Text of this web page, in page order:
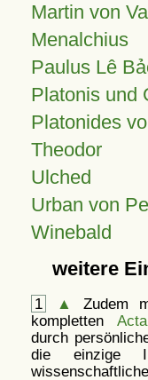
Martin von
Menalchius
Paulus Lê
Platonis und
Platonides
Theodor
Ulched
Urban von
Winebald
weitere
1 ▲
Zudem
kompletten
durch
die einzige